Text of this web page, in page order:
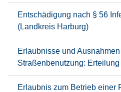
Entschädigung nach § 56
(Landkreis Harburg)
Erlaubnisse und
Straßenbenutzung:
Erlaubnis zum Betrieb einer